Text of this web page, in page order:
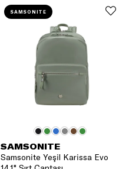
SAMSONITE
Samsonite Yeşil Karissa Evo
SAMSONITE